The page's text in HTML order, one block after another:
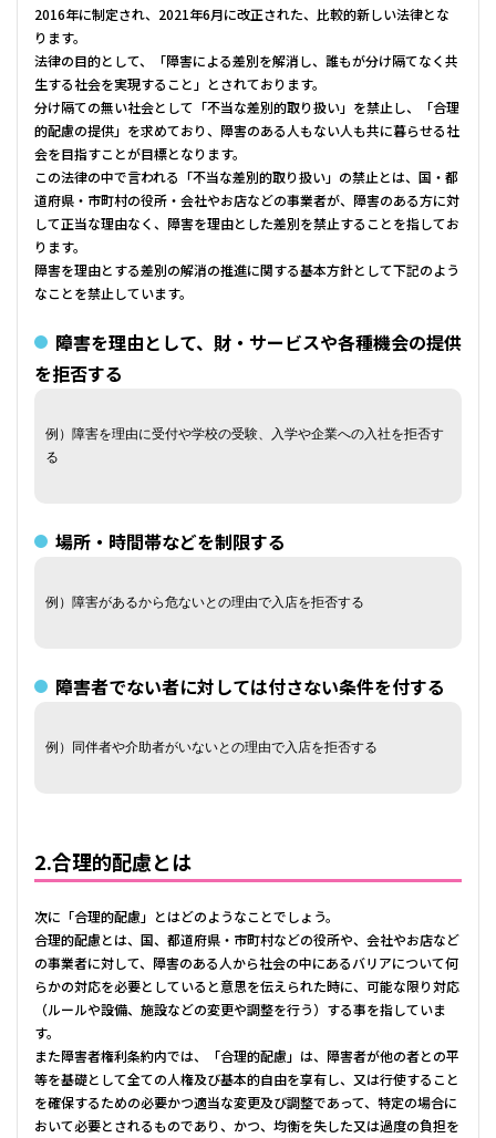
2016年に制定され、2021年6月に改正された、比較的新しい法律とな
ります。
法律の目的として、「障害による差別を解消し、誰もが分け隔てなく共
生する社会を実現すること」とされております。
分け隔ての無い社会として「不当な差別的取り扱い」を禁止し、「合理
的配慮の提供」を求めており、障害のある人もない人も共に暮らせる社
会を目指すことが目標となります。
この法律の中で言われる「不当な差別的取り扱い」の禁止とは、国・都
道府県・市町村の役所・会社やお店などの事業者が、障害のある方に対
して正当な理由なく、障害を理由とした差別を禁止することを指してお
ります。
障害を理由とする差別の解消の推進に関する基本方針として下記のよう
なことを禁止しています。
障害を理由として、財・サービスや各種機会の提供
を拒否する
例）障害を理由に受付や学校の受験、入学や企業への入社を拒否す
る
場所・時間帯などを制限する
例）障害があるから危ないとの理由で入店を拒否する
障害者でない者に対しては付さない条件を付する
例）同伴者や介助者がいないとの理由で入店を拒否する
2.合理的配慮とは
次に「合理的配慮」とはどのようなことでしょう。
合理的配慮とは、国、都道府県・市町村などの役所や、会社やお店など
の事業者に対して、障害のある人から社会の中にあるバリアについて何
らかの対応を必要としていると意思を伝えられた時に、可能な限り対応
（ルールや設備、施設などの変更や調整を行う）する事を指していま
す。
また障害者権利条約内では、「合理的配慮」は、障害者が他の者との平
等を基礎として全ての人権及び基本的自由を享有し、又は行使すること
を確保するための必要かつ適当な変更及び調整であって、特定の場合に
おいて必要とされるものであり、かつ、均衡を失した又は過度の負担を